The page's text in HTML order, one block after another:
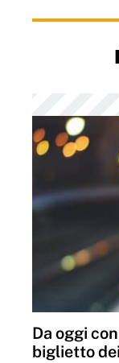
Da oggi
biglietto